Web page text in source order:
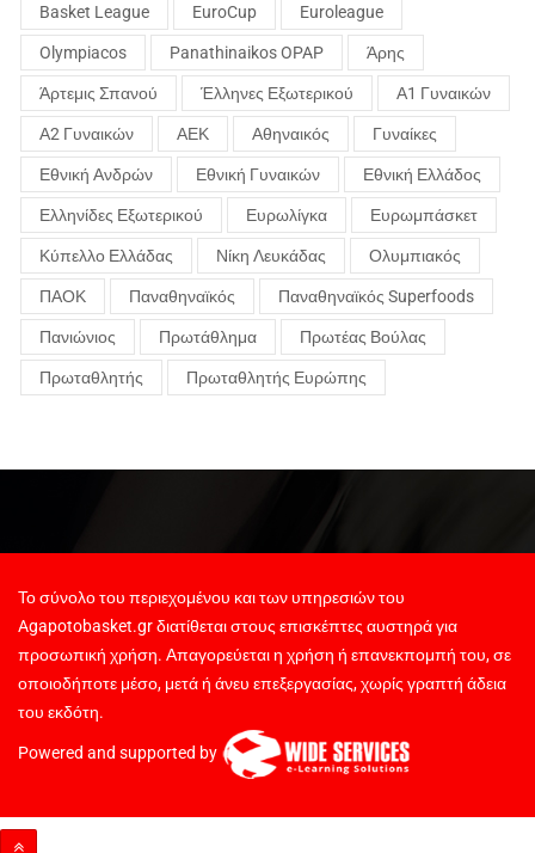
Basket League EuroCup Euroleague
Olympiacos Panathinaikos OPAP Άρης
Άρτεμις Σπανού Έλληνες Εξωτερικού Α1 Γυναικών
Α2 Γυναικών ΑΕΚ Αθηναικός Γυναίκες
Εθνική Ανδρών Εθνική Γυναικών Εθνική Ελλάδος
Ελληνίδες Εξωτερικού Ευρωλίγκα Ευρωμπάσκετ
Κύπελλο Ελλάδας Νίκη Λευκάδας Ολυμπιακός
ΠΑΟΚ Παναθηναϊκός Παναθηναϊκός Superfoods
Πανιώνιος Πρωτάθλημα Πρωτέας Βούλας
Πρωταθλητής Πρωταθλητής Ευρώπης
Το σύνολο του περιεχομένου και των υπηρεσιών του
Agapotobasket.gr διατίθεται στους επισκέπτες αυστηρά για
προσωπική χρήση. Απαγορεύεται η χρήση ή επανεκπομπή του, σε
οποιοδήποτε μέσο, μετά ή άνευ επεξεργασίας, χωρίς γραπτή άδεια
του εκδότη.
Powered and supported by